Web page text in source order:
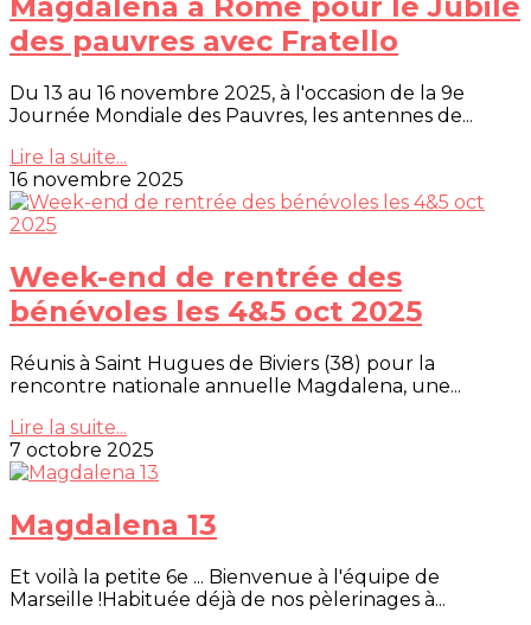
des pauvres avec Fratello
Du 13 au 16 novembre 2025, à l'occasion de la 9e
Journée Mondiale des Pauvres, les antennes de...
Lire la suite...
16 novembre 2025
Week-end de rentrée des
bénévoles les 4&5 oct 2025
Réunis à Saint Hugues de Biviers (38) pour la
rencontre nationale annuelle Magdalena, une...
Lire la suite...
7 octobre 2025
Magdalena 13
Et voilà la petite 6e ... Bienvenue à l'équipe de
Marseille !Habituée déjà de nos pèlerinages à...